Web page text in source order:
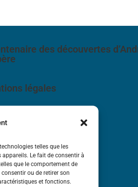
telles que les
Le fait de consentir à
que le comportement de
ou de retirer son
et fonctions.
des découvertes
légales